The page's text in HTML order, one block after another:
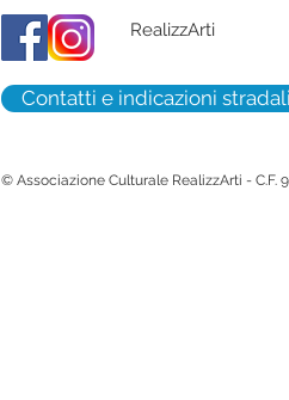
RealizzArti
Contatti e indicazioni stradali
© Associazione Culturale RealizzArti - C.F.